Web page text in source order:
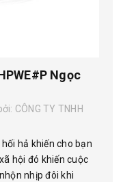
Ngọc
CÔNG TY TNHH
hả khiến cho bạn
hội đó khiến cuộc
nhịp đôi khi